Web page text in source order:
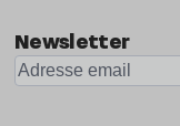
Newsletter